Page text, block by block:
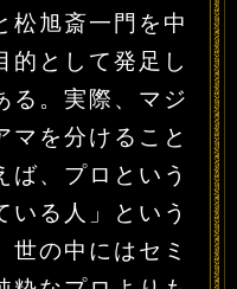
松旭斎一門を中
的として発足し
る。実際、マジ
マを分けること
ば、プロという
いる人」という
世の中にはセミ